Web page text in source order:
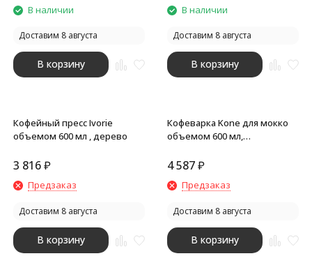
В наличии
Доставим 8 августа
В корзину
В наличии
Доставим 8 августа
В корзину
Кофейный пресс Ivorie
объемом 600 мл , дерево
3 816₽
Предзаказ
Доставим 8 августа
В корзину
Кофеварка Kone для мокко
объемом 600 мл,
4 587₽
Предзаказ
Доставим 8 августа
В корзину